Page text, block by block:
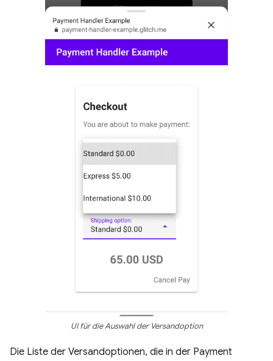
UI für die Auswahl der Versandoption
Die Liste der Versandoptionen, die in der Payment